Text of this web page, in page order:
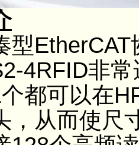
EtherCAT
4RFID非
都可以在
，从而使尺